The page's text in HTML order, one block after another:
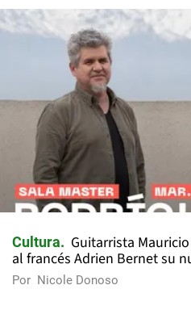
Cultura
Guitarrista
al francés Adrien Bernet su
Por Nicole Donoso